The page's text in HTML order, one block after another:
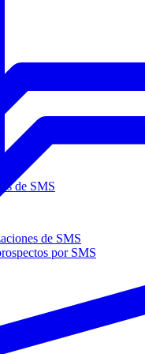
de SMS
por SMS
de SMS